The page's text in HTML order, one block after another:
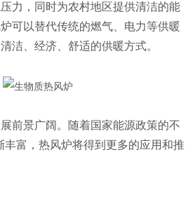
力，同时为农村地区提供清洁的能
可以替代传统的燃气、电力等供暖
洁、经济、舒适的供暖方式。
景广阔。随着国家能源政策的不
丰富，热风炉将得到更多的应用和推